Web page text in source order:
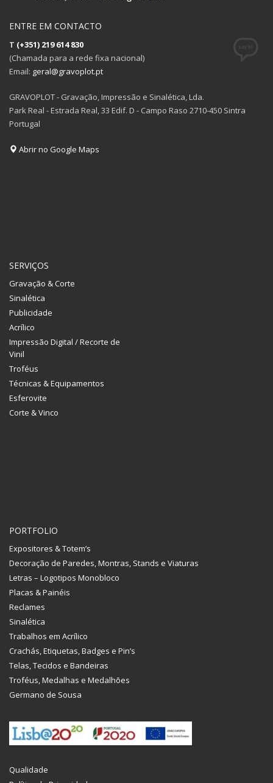
ENTRE EM CONTACTO
T (+351) 219 614 830
(Chamada para a rede fixa nacional)
Email: geral@gravoplot.pt
GRAVOPLOT - Gravação, Impressão e Sinalética, Lda.
Park Real - Estrada Real, 33 Edif. D - Campo Raso 2710-450 Sintra
Portugal
Abrir no Google Maps
SERVIÇOS
Gravação & Corte
Sinalética
Publicidade
Acrílico
Impressão Digital / Recorte de
Vinil
Troféus
Técnicas & Equipamentos
Esferovite
Corte & Vinco
PORTFOLIO
Expositores & Totem’s
Decoração de Paredes, Montras, Stands e Viaturas
Letras – Logotipos Monobloco
Placas & Painéis
Reclames
Sinalética
Trabalhos em Acrílico
Crachás, Etiquetas, Badges e Pin’s
Telas, Tecidos e Bandeiras
Troféus, Medalhas e Medalhões
Germano de Sousa
Qualidade